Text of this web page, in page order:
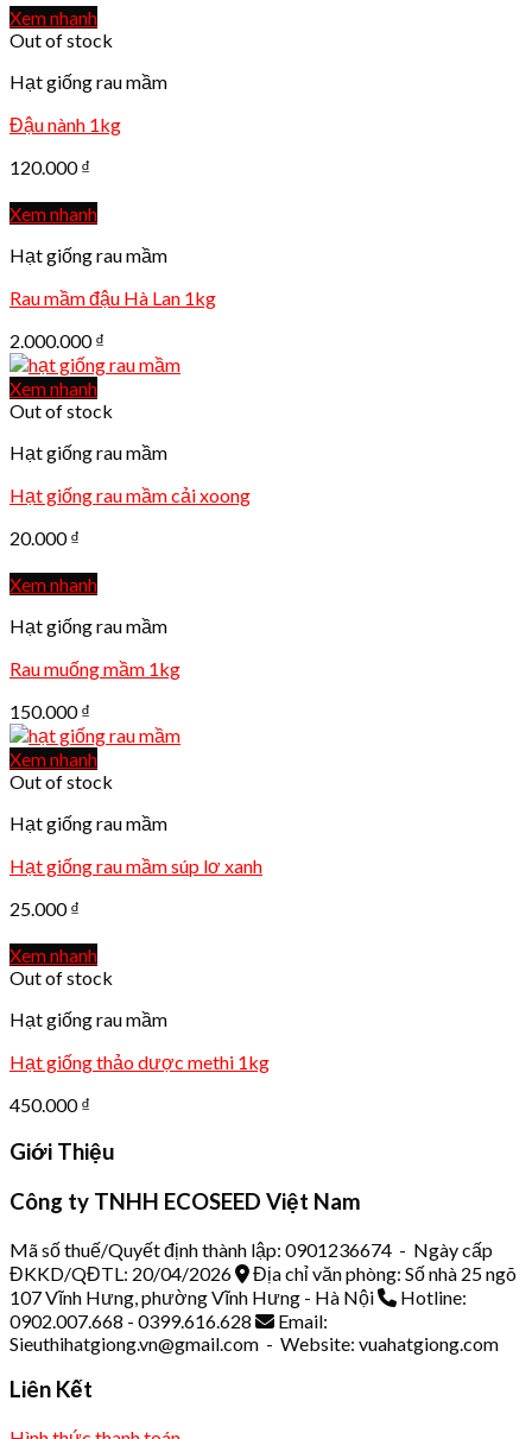
Xem nhanh
Out of stock
Hạt giống rau mầm
Đậu nành 1kg
120.000₫
Xem nhanh
Hạt giống rau mầm
Rau mầm đậu Hà Lan 1kg
2.000.000₫
Xem nhanh
Out of stock
Hạt giống rau mầm
Hạt giống rau mầm cải xoong
20.000₫
Xem nhanh
Hạt giống rau mầm
Rau muống mầm 1kg
150.000₫
Xem nhanh
Out of stock
Hạt giống rau mầm
Hạt giống rau mầm súp lơ xanh
25.000₫
Xem nhanh
Out of stock
Hạt giống rau mầm
Hạt giống thảo dược methi 1kg
450.000₫
Giới Thiệu
Công ty TNHH ECOSEED Việt Nam
Mã số thuế/Quyết định thành lập: 0901236674 - Ngày cấp
ĐKKD/QĐTL: 20/04/2026
Địa chỉ văn phòng: Số nhà 25 ngõ
107 Vĩnh Hưng, phường Vĩnh Hưng - Hà Nội
Hotline:
0902.007.668 - 0399.616.628
Email:
Sieuthihatgiong.vn@gmail.com - Website: vuahatgiong.com
Liên Kết